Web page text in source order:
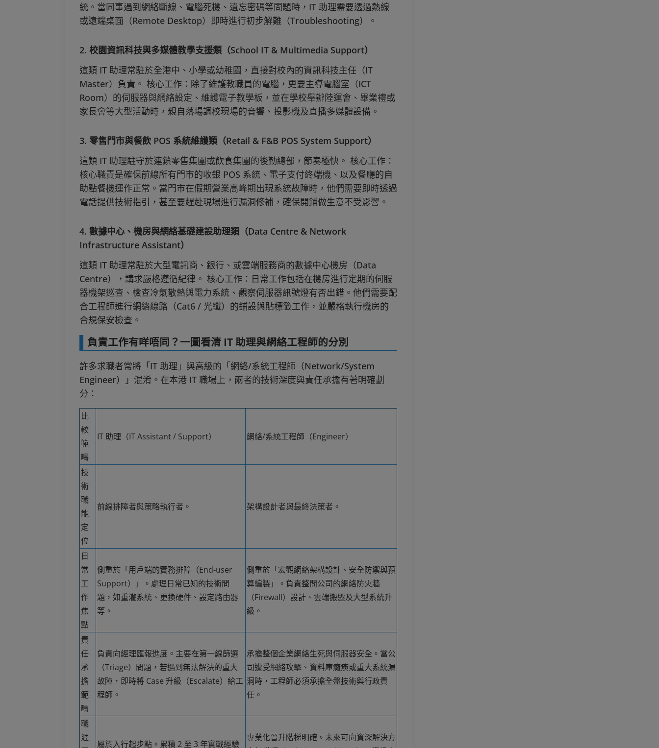
統。當同事遇到網絡斷線、電腦死機、遺忘密碼等問題時，IT 助理需要透過熱線
或遠端桌面（Remote Desktop）即時進行初步解難（Troubleshooting）。
2. 校園資訊科技與多媒體教學支援類（School IT & Multimedia Support）
這類 IT 助理常駐於全港中、小學或幼稚園，直接對校內的資訊科技主任（IT
Master）負責。 核心工作：除了維護教職員的電腦，更要主導電腦室（ICT
Room）的伺服器與網絡設定、維護電子教學板，並在學校舉辦陸運會、畢業禮或
家長會等大型活動時，親自落場調校現場的音響、投影機及直播多媒體設備。
3. 零售門市與餐飲 POS 系統維護類（Retail & F&B POS System Support）
這類 IT 助理駐守於連鎖零售集團或飲食集團的後勤總部，節奏極快。 核心工作：
核心職責是確保前線所有門市的收銀 POS 系統、電子支付終端機、以及餐廳的自
助點餐機運作正常。當門市在假期營業高峰期出現系統故障時，他們需要即時透過
電話提供技術指引，甚至要趕赴現場進行漏洞修補，確保開鋪做生意不受影響。
4. 數據中心、機房與網絡基礎建設助理類（Data Centre & Network
Infrastructure Assistant）
這類 IT 助理常駐於大型電訊商、銀行、或雲端服務商的數據中心機房（Data
Centre），講求嚴格遵循紀律。 核心工作：日常工作包括在機房進行定期的伺服
器機架巡查、檢查冷氣散熱與電力系統、觀察伺服器訊號燈有否出錯。他們需要配
合工程師進行網絡線路（Cat6 / 光纖）的鋪設與貼標籤工作，並嚴格執行機房的
合規保安檢查。
負責工作有咩唔同？一圖看清 IT 助理與網絡工程師的分別
許多求職者常將「IT 助理」與高級的「網絡/系統工程師（Network/System
Engineer）」混淆。在本港 IT 職場上，兩者的技術深度與責任承擔有著明確劃
分：
比
較
範
疇
IT 助理（IT Assistant / Support） 網絡/系統工程師（Engineer）
技
術
職
能
定
位
前線排障者與策略執行者。 架構設計者與最終決策者。
日
常
工
作
焦
點
側重於「用戶端的實務排障（End-user
Support）」。處理日常已知的技術問
題，如重灌系統、更換硬件、設定路由器
等。
側重於「宏觀網絡架構設計、安全防禦與預
算編製」。負責整間公司的網絡防火牆
（Firewall）設計、雲端搬遷及大型系統升
級。
責
任
承
擔
範
疇
負責向經理匯報進度。主要在第一線篩選
（Triage）問題，若遇到無法解決的重大
故障，即時將 Case 升級（Escalate）給工
程師。
承擔整個企業網絡生死與伺服器安全。當公
司遭受網絡攻擊、資料庫癱瘓或重大系統漏
洞時，工程師必須承擔全盤技術與行政責
任。
職
涯
屬於入行起步點。累積 2 至 3 年實戰經驗
專業化晉升階梯明確。未來可向資深解決方